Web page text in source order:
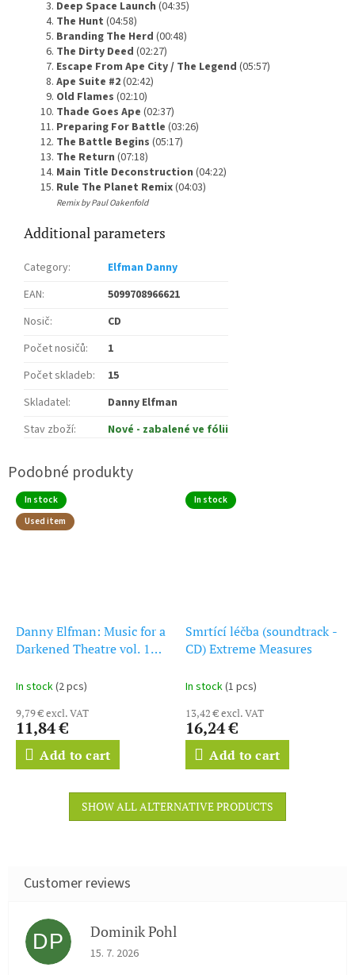
3. Deep Space Launch (04:35)
4. The Hunt (04:58)
5. Branding The Herd (00:48)
6. The Dirty Deed (02:27)
7. Escape From Ape City / The Legend (05:57)
8. Ape Suite #2(02:42)
9. Old Flames (02:10)
10. Thade Goes Ape (02:37)
11. Preparing For Battle (03:26)
12. The Battle Begins (05:17)
13. The Return (07:18)
14. Main Title Deconstruction (04:22)
15. Rule The Planet Remix(04:03)
Remix by Paul Oakenfold
Additional parameters
Category:
Elfman Danny
EAN:
5099708966621
Nosič:
CD
Počet nosičů:
1
Počet skladeb:
15
Skladatel:
Danny Elfman
Stav zboží: Nové - zabalené ve fólii
In stock
Used item
Danny Elfman: Music for a
Darkened Theatre vol. 1
In stock(2 pcs)
9,79 € excl. VAT
11,84 €
Add to cart
In stock
Smrtící léčba (soundtrack -
CD) Extreme Measures
In stock(1 pcs)
13,42 € excl. VAT
16,24 €
Add to cart
SHOW ALL ALTERNATIVE PRODUCTS
DP Dominik Pohl
The store rating is 5 out of 5 stars.
15. 7. 2026